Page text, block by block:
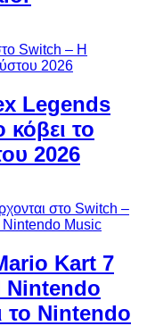
Legends
το
2026
Kart 7
Nintendo
το Nintendo